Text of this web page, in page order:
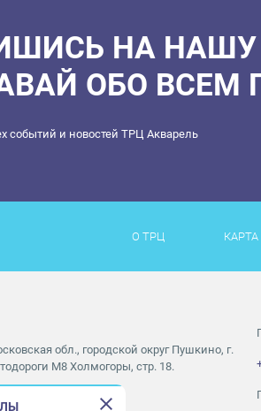
НА НАШУ
ОБО ВСЕМ
событий и новостей ТРЦ Акварель
О ТРЦ
обл., городской округ Пушкино, г.
М8 Холмогоры, стр. 18.